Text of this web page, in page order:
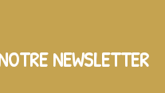
NEWSLETTER